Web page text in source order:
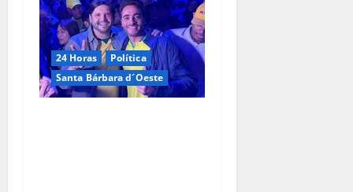
24 Horas
Política
Santa Bárbara d´Oeste